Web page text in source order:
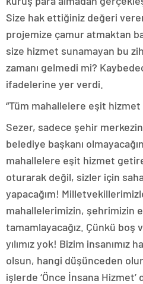
Size hak ettiğiniz değeri
projemize çamur atmaktan
size hizmet sunamayan bu
zamanı gelmedi mi?
ifadelerine yer verdi.
“Tüm mahallelere eşit hizmet
Sezer, sadece şehir
belediye başkanı
mahallelere eşit hizmet
oturarak değil, sizler için
yapacağım!
mahallelerimizin, şehrimizin
tamamlayacağız. Çünkü boş
yılımız yok! Bizim insanımız
olsun, hangi düşünceden
işlerde ‘Önce İnsana Hizmet’